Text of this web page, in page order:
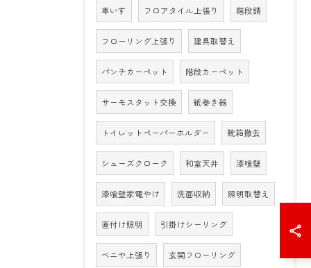
車いす フロアタイル上張り 階段錆
フローリング上張り 建具取替え
パンチカーペット 階段カーペット
サーモスタット交換 紙巻き器
トイレットペーパーホルダー 靴箱撤去
シューズクローク 和室天井 漆喰壁
漆喰壁家電やけ 洗面収納 照明取替え
直付け照明 引掛けシーリング
ベニヤ上張り 玄関フローリング